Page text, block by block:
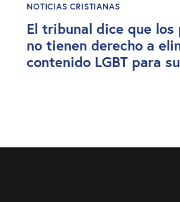
NOTICIAS CRISTIANAS
El tribunal dice que los
no tienen derecho a
contenido LGBT para